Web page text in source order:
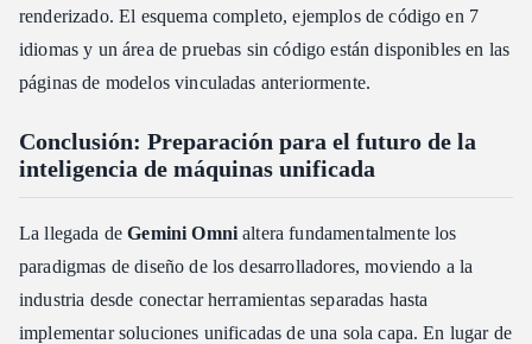
renderizado. El esquema completo, ejemplos de código en 7
idiomas y un área de pruebas sin código están disponibles en las
páginas de modelos vinculadas anteriormente.
Conclusión: Preparación para el futuro de la
inteligencia de máquinas unificada
La llegada deGemini Omni altera fundamentalmente los
paradigmas de diseño de los desarrolladores, moviendo a la
industria desde conectar herramientas separadas hasta
implementar soluciones unificadas de una sola capa. En lugar de